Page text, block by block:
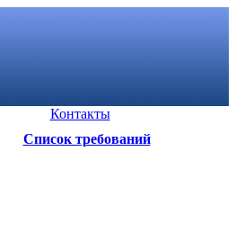
Контакты
Список требований